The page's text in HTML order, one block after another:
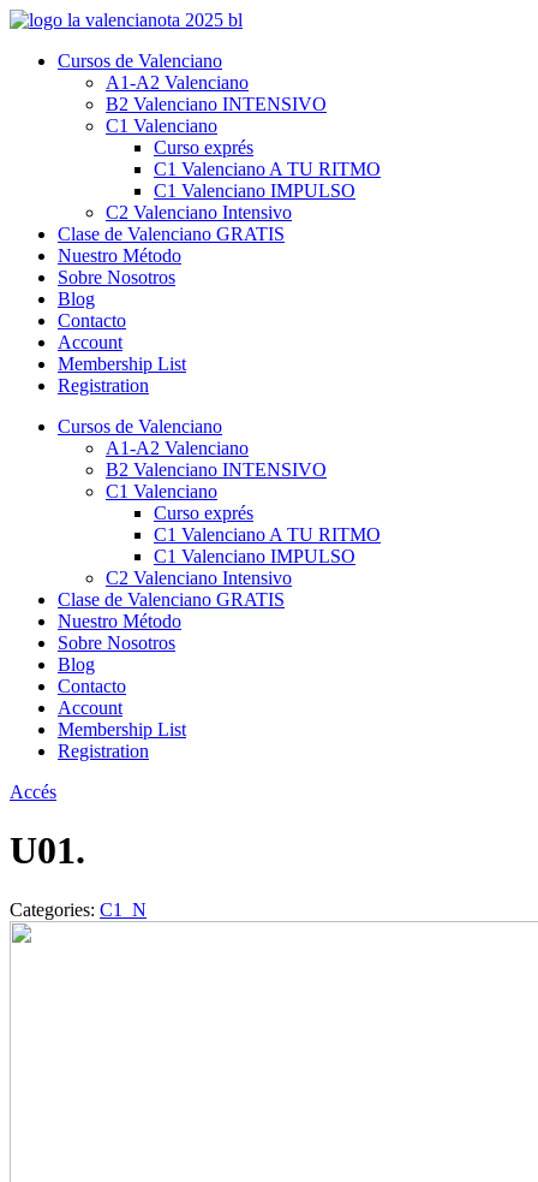
Vés
contingutCursos de Valenciano
A1-A2 Valenciano
B2 Valenciano INTENSIVO
C1 Valenciano
Curso exprés
C1 Valenciano A TU RITMO
C1 Valenciano IMPULSO
C2 Valenciano Intensivo
Clase de Valenciano GRATIS
Nuestro Método
Sobre Nosotros
Blog
Contacto
Account
Membership List
Registration
Cursos de Valenciano
A1-A2 Valenciano
B2 Valenciano INTENSIVO
C1 Valenciano
Curso exprés
C1 Valenciano A TU RITMO
C1 Valenciano IMPULSO
C2 Valenciano Intensivo
Clase de Valenciano GRATIS
Nuestro Método
Sobre Nosotros
Blog
Contacto
Account
Membership List
Registration
Accés
U01.
Categories: C1_N